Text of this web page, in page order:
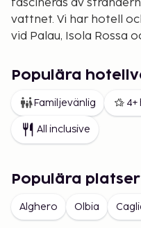
fascineras av
vattnet. Vi har hotell
vid Palau, Isola Rossa
provinshuvudstaden
och bad som gäller.
semesterlägenheter
så smakar maten
sardo eller tunnbröd.
Oavsett var du väljer
Populära
Familjevänlig 4+
All inclusive
Populära
Alghero Olbia